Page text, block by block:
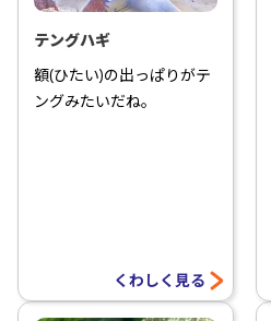
テングハギ
額(ひたい)の出っぱりがテ
ングみたいだね。
くわしく見る